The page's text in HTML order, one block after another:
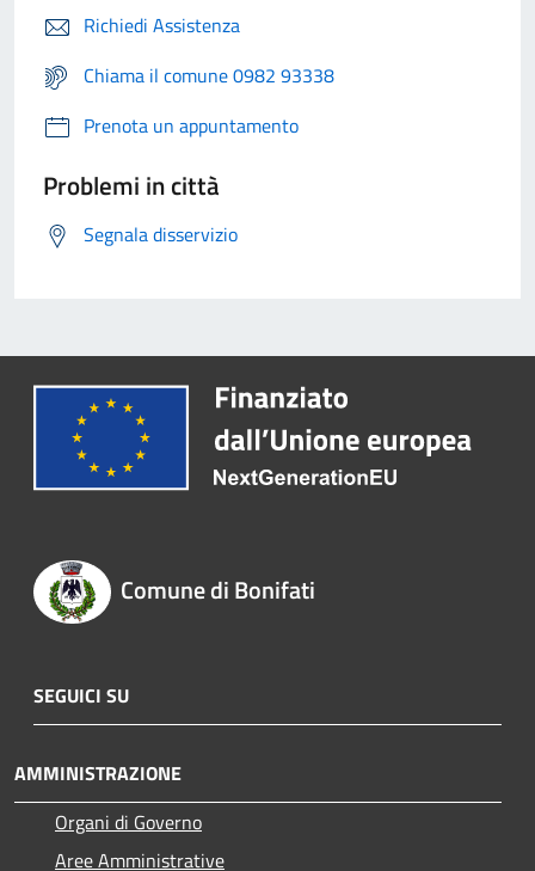
Richiedi Assistenza
Chiama il comune 0982 93338
Prenota un appuntamento
Problemi in città
Segnala disservizio
Comune di Bonifati
SEGUICI SU
AMMINISTRAZIONE
Organi di Governo
Aree Amministrative